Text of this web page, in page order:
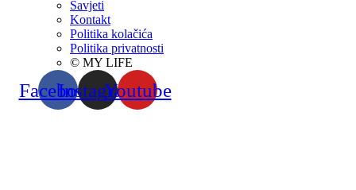
Savjeti
Kontakt
Politika kolačića
Politika privatnosti
© MY LIFE
FacebookInstagramYoutube